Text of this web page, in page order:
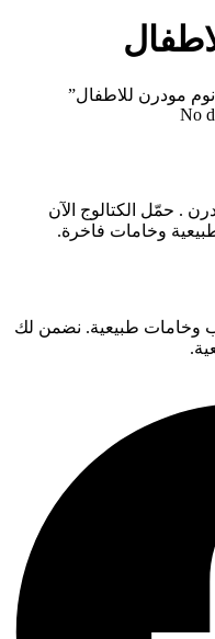
مودرن للاطفال”
No
. حمّل الكتالوج الآن
وخامات فاخرة.
وخامات طبيعية. نضمن لك